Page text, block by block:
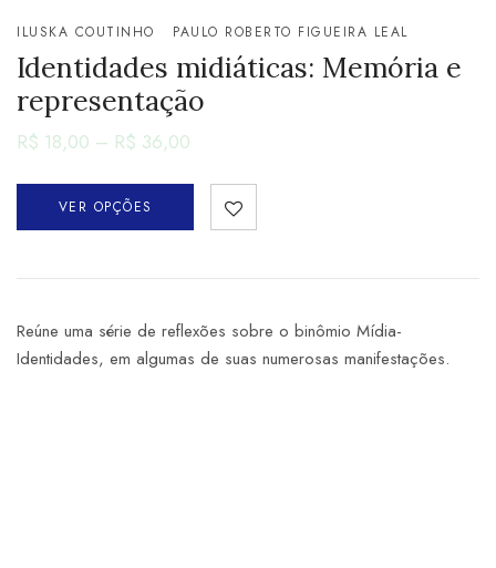
ILUSKA COUTINHO PAULO ROBERTO FIGUEIRA LEAL
Identidades midiáticas: Memória e
representação
R$ 18,00 – R$ 36,00
VER OPÇÕES
Reúne uma série de reflexões sobre o binômio Mídia-
Identidades, em algumas de suas numerosas manifestações.